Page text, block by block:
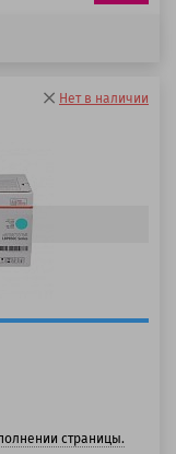
Нет в наличии
страницы.